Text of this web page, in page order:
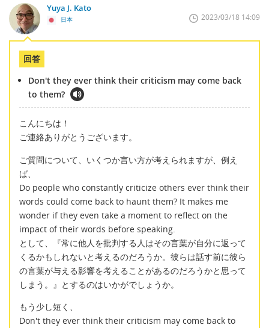
Yuya J. Kato
日本 2023/03/18 14:09
回答
Don't they ever think their criticism may come back
to them?
こんにちは！
ご連絡ありがとうございます。
ご質問について、いくつか言い方が考えられますが、例え
ば、
Do people who constantly criticize others ever think their
words could come back to haunt them? It makes me
wonder if they even take a moment to reflect on the
impact of their words before speaking.
として、『常に他人を批判する人はその言葉が自分に返って
くるかもしれないと考えるのだろうか。彼らは話す前に彼ら
の言葉が与える影響を考えることがあるのだろうかと思って
しまう。』とするのはいかがでしょうか。
もう少し短く、
Don't they ever think their criticism may come back to